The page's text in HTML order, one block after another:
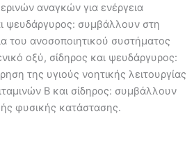
αναγκών για ενέργεια
ψευδάργυρος: συμβάλλουν στη
του ανοσοποιητικού συστήματος
οξύ, σίδηρος και ψευδάργυρος:
της υγιούς νοητικής λειτουργίας
Β και σίδηρος: συμβάλλουν
φυσικής κατάστασης.